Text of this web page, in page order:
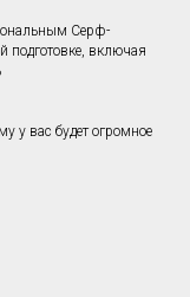
Серф-
подготовке, включая
у вас будет огромное